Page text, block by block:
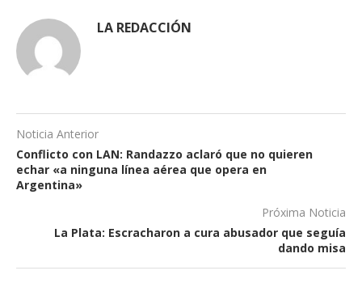
LA REDACCIÓN
Noticia Anterior
Conflicto con LAN: Randazzo aclaró que no quieren
echar «a ninguna línea aérea que opera en
Argentina»
Próxima Noticia
La Plata: Escracharon a cura abusador que seguía
dando misa